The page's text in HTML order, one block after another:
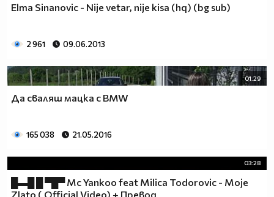
Elma Sinanovic - Nije vetar, nije kisa (hq) (bg sub)
2 961 09.06.2013
01:29
Да сваляш мацка с BMW
165 038 21.05.2016
03:28
█▬█ █ ▀█▀ Mc Yankoo feat Milica Todorovic - Moje
Zlato ( Оfficial Video) + Превод